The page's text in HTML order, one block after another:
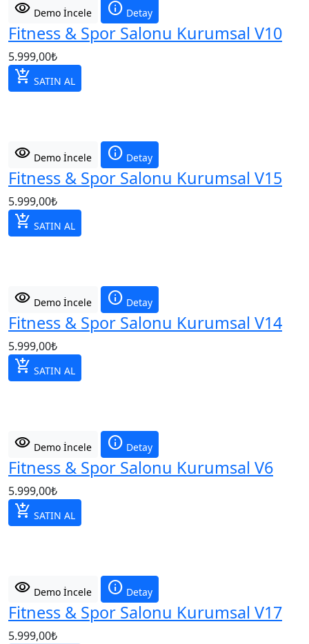
visibility Demo İncele info Detay
Fitness & Spor Salonu Kurumsal V10
5.999,00₺
add_shopping_cart SATIN AL
visibility Demo İncele info Detay
Fitness & Spor Salonu Kurumsal V15
5.999,00₺
add_shopping_cart SATIN AL
visibility Demo İncele info Detay
Fitness & Spor Salonu Kurumsal V14
5.999,00₺
add_shopping_cart SATIN AL
visibility Demo İncele info Detay
Fitness & Spor Salonu Kurumsal V6
5.999,00₺
add_shopping_cart SATIN AL
visibility Demo İncele info Detay
Fitness & Spor Salonu Kurumsal V17
5.999,00₺